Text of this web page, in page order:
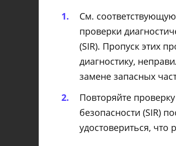
См.
проверки
(SIR). Пропуск этих
диагностику,
замене запасных
Повторяйте
безопасности (SIR)
удостовериться, что